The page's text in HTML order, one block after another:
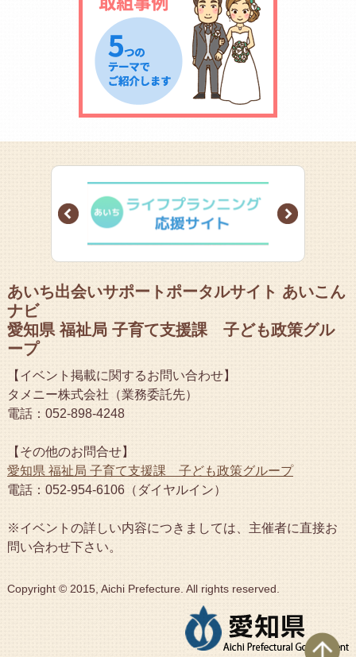
Prev Next
あいち出会いサポートポータルサイト あいこん
ナビ
愛知県 福祉局 子育て支援課 子ども政策グル
ープ
【イベント掲載に関するお問い合わせ】
タメニー株式会社（業務委託先）
電話：052-898-4248
【その他のお問合せ】
愛知県 福祉局 子育て支援課 子ども政策グループ
電話：052-954-6106（ダイヤルイン）
※イベントの詳しい内容につきましては、主催者に直接お
問い合わせ下さい。
Copyright © 2015, Aichi Prefecture. All rights reserved.